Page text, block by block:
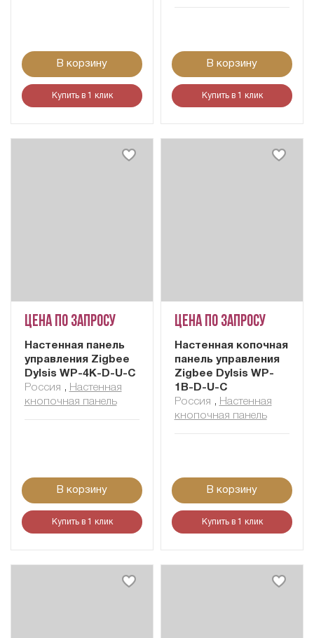
В корзину
Купить в 1 клик
В корзину
Купить в 1 клик
Цена по запросу
Настенная панель
управления Zigbee
Dylsis WP-4K-D-U-C
Россия , Настенная
кнопочная панель
В корзину
Купить в 1 клик
Цена по запросу
Настенная копочная
панель управления
Zigbee Dylsis WP-
1B-D-U-C
Россия , Настенная
кнопочная панель
В корзину
Купить в 1 клик